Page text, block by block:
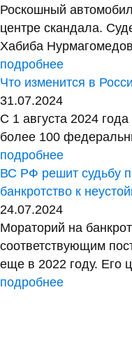
Роскошный
центре скандала.
Хабиба
подробнее
Что изменится в
31.07.2024
С 1 августа 2024
более 100
подробнее
ВС РФ решит судьбу
банкротство к
24.07.2024
Мораторий на
соответствующим
еще в 2022 году. Его
подробнее